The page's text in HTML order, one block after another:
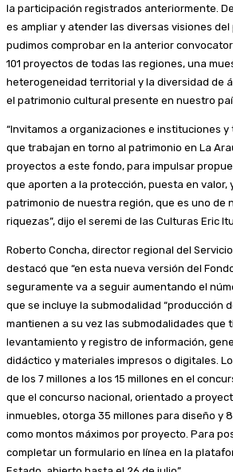
la participación registrados anteriormente.
es ampliar y atender las diversas visiones del
pudimos comprobar en la anterior
101 proyectos de todas las regiones, una
heterogeneidad territorial y la diversidad de
el patrimonio cultural presente en nuestro
“Invitamos a organizaciones e instituciones
que trabajan en torno al patrimonio en La
proyectos a este fondo, para impulsar
que aporten a la protección, puesta en valor,
patrimonio de nuestra región, que es uno de
riquezas”, dijo el seremi de las Culturas Eric
Roberto Concha, director regional del
destacó que “en esta nueva versión del
seguramente va a seguir aumentando el
que se incluye la submodalidad “producción
mantienen a su vez las submodalidades que
levantamiento y registro de información,
didáctico y materiales impresos o digitales.
de los 7 millones a los 15 millones en el
que el concurso nacional, orientado a
inmuebles, otorga 35 millones para diseño y
como montos máximos por proyecto. Para
completar un formulario en línea en la